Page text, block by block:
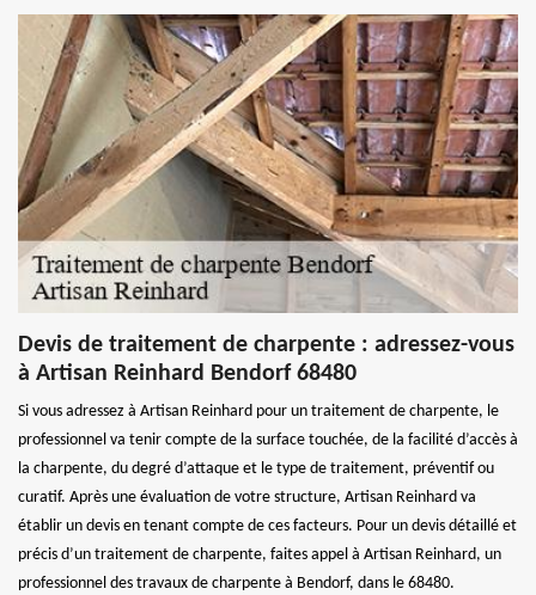
Devis de traitement de charpente : adressez-vous
à Artisan Reinhard Bendorf 68480
Si vous adressez à Artisan Reinhard pour un traitement de charpente, le
professionnel va tenir compte de la surface touchée, de la facilité d’accès à
la charpente, du degré d’attaque et le type de traitement, préventif ou
curatif. Après une évaluation de votre structure, Artisan Reinhard va
établir un devis en tenant compte de ces facteurs. Pour un devis détaillé et
précis d’un traitement de charpente, faites appel à Artisan Reinhard, un
professionnel des travaux de charpente à Bendorf, dans le 68480.